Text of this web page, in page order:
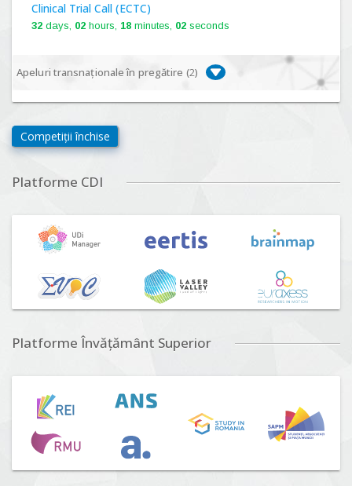
Clinical Trial Call (ECTC)
32 days, 02 hours, 18 minutes, 01 seconds
Apeluri transnaționale în pregătire (2)
biodiversitate, consecințe socio-ecologice și traiectorii
viitoare", Competiția 2026
n°5 (DUT-2026)
Lansare:01 Septembrie 2026
Competiții închise
Platforme CDI
Platforme Învățământ Superior